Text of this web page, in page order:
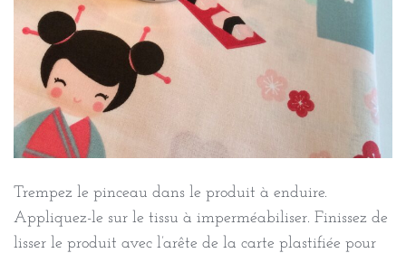
Trempez le pinceau dans le produit à enduire.
Appliquez-le sur le tissu à imperméabiliser. Finissez de
lisser le produit avec l’arête de la carte plastifiée pour